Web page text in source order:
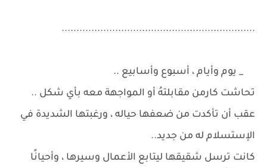
.................................................................
_ يوم وأيام ، أسبوع وأسابيع ..
تحاشت كارمن مقابلتهُ أو المواجهة معه بأي شكل ..
عقب أن تأكدت من ضعفها حياله ، ورغبتها الشديدة في
الإستسلام له من جديد..
كانت ترسل شقيقها ليتابع الأعمال وسيرها ، وأحيانًا